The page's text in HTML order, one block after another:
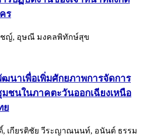
ร
ชญ์, อุษณี มงคลพิทักษ์สุข
นาเพื่อเพิ่มศักยภาพการจัดการ
ชนในภาคตะวันออกเฉียงเหนือ
ย
เกียรติชัย วีระญาณนนท์, อนันต์ ธรรม